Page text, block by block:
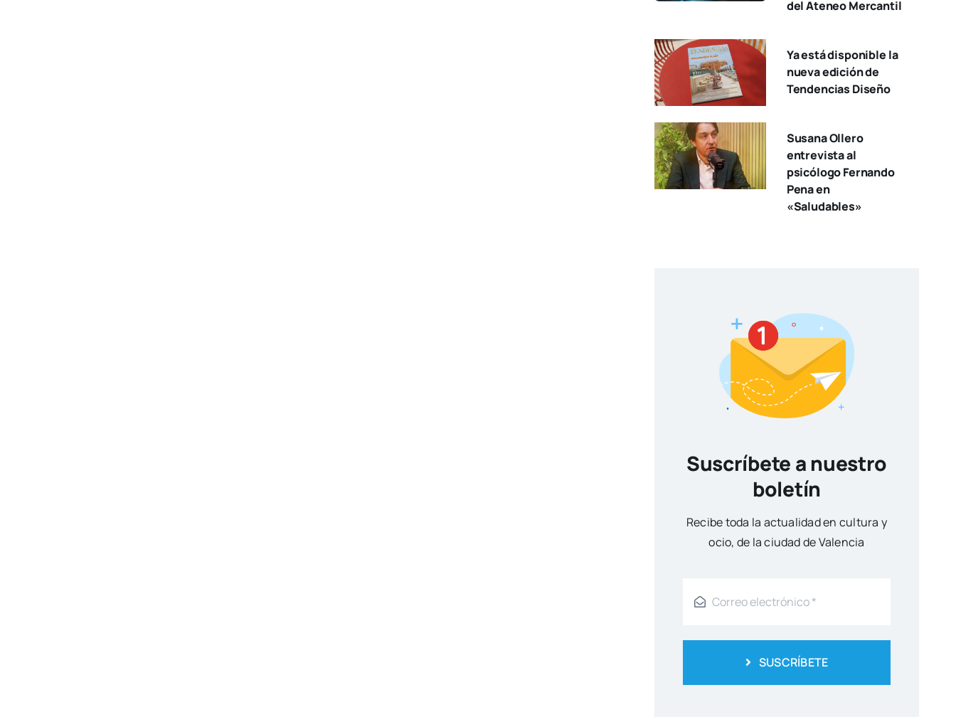
del Ateneo Mercantil
Ya está disponible la
nueva edición de
Tendencias Diseño
Susana Ollero
entrevista al
psicólogo Fernando
Pena en
«Saludables»
Suscríbete a nuestro
boletín
Reci­be toda la actua­li­dad en cul­tu­ra y
ocio, de la ciu­dad de Valen­cia
SUSCRÍBETE